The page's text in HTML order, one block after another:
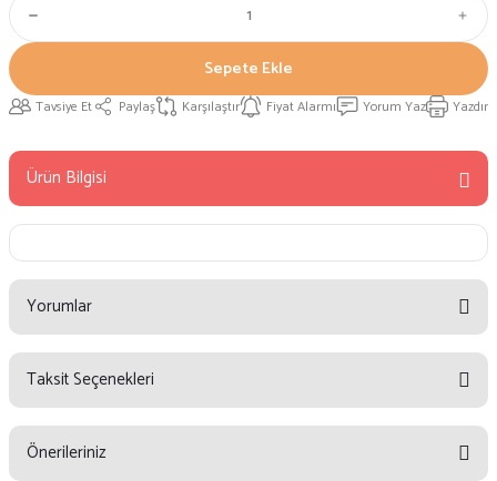
Sepete Ekle
Tavsiye Et Paylaş Karşılaştır Fiyat Alarmı Yorum Yaz Yazdır
Ürün Bilgisi
Yorumlar
Taksit Seçenekleri
Önerileriniz